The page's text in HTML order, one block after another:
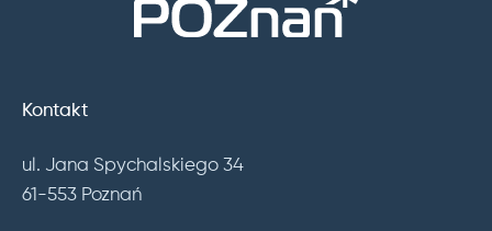
Kontakt
ul. Jana Spychalskiego 34
61-553 Poznań